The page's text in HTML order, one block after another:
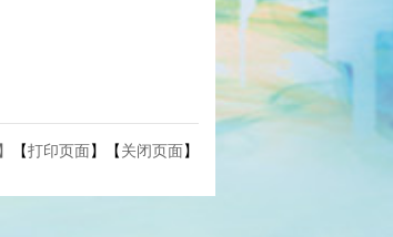
【打印页面 】【 关闭页面 】